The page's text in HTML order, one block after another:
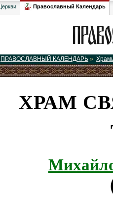
Православный Календарь
ПРАВОСЛАВНЫЙ КАЛЕНДАРЬ »
ХРАМ